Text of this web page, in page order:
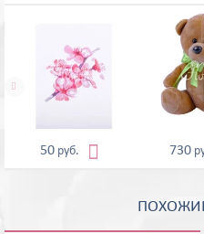
50 руб.  730
